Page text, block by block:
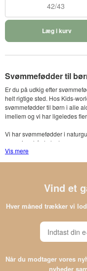
42/43
Læg i kurv
Svømmefødder til
Er du på udkig efter
helt rigtige sted. Hos Kids-
svømmefødder til børn i alle
imellem og vi har ligeledes
Vi har svømmefødder i
gummi og hård plast.
Kig dig omkring i vores
Svømmefødder til
Svømmefødderne fås i flere
sikkert være svømmefødder,
Svømmefødder er mere eller
man kan se, hvad der er på
Vis mere
Vind et
Hver måned trækker vi
Når du modtager vores
nyheder